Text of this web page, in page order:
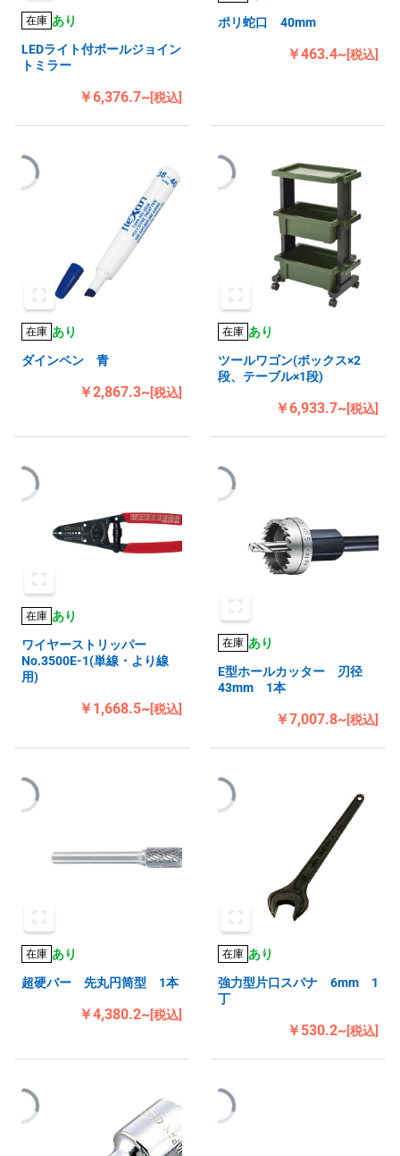
在庫 あり
LEDライト付ボールジョイン
トミラー
￥6,376.7~[税込]
ポリ蛇口 40mm
￥463.4~[税込]
在庫 あり
ダインペン 青
￥2,867.3~[税込]
在庫 あり
ツールワゴン(ボックス×2
段、テーブル×1段)
￥6,933.7~[税込]
在庫 あり
ワイヤーストリッパー
No.3500E-1(単線・より線
用)
￥1,668.5~[税込]
在庫 あり
E型ホールカッター 刃径
43mm 1本
￥7,007.8~[税込]
在庫 あり
超硬バー 先丸円筒型 1本
￥4,380.2~[税込]
在庫 あり
強力型片口スパナ 6mm 1
丁
￥530.2~[税込]